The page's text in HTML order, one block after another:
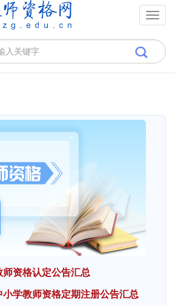
资格认定公告汇总
学教师资格定期注册公告汇总